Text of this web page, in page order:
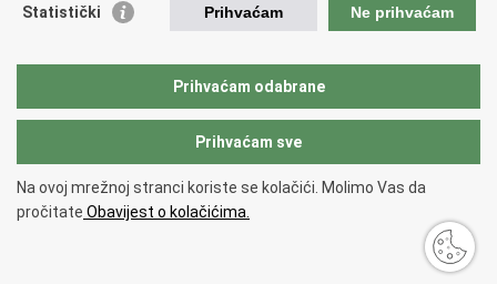
Hrvatska odvjetnička komora
Europski pravosudni portal
Copyright © 2026 Ministarstvo pravosuđa, uprave i digitalne
transformacije Republike Hrvatske.
pristupačnosti.
Statistički Prihvaćam Ne prihvaćam
Prihvaćam odabrane
Prihvaćam sve
Na ovoj mrežnoj stranci koriste se kolačići. Molimo Vas da
pročitate Obavijest o kolačićima.